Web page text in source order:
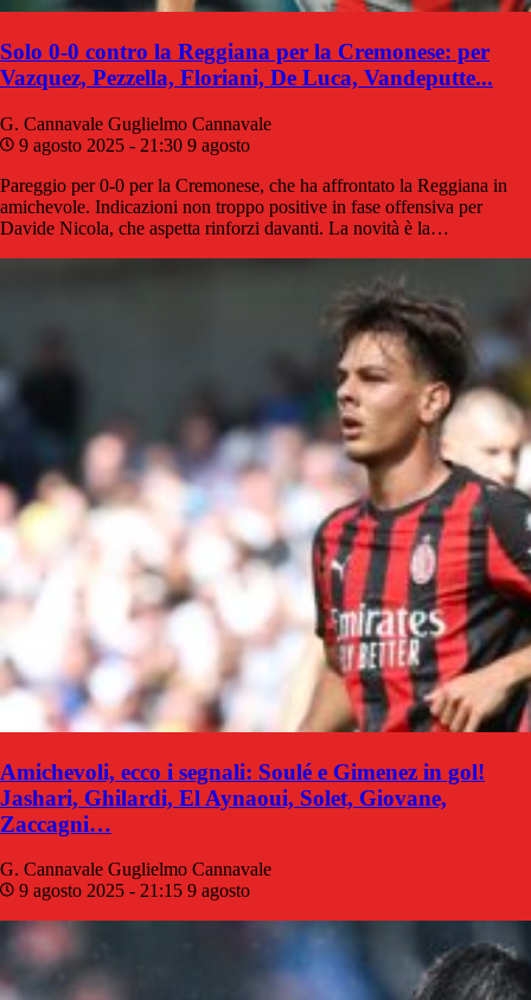
Solo 0-0 contro la Reggiana per la Cremonese: per
Vazquez, Pezzella, Floriani, De Luca, Vandeputte...
G. Cannavale Guglielmo Cannavale
9 agosto 2025 - 21:30 9 agosto
Pareggio per 0-0 per la Cremonese, che ha affrontato la Reggiana in
amichevole. Indicazioni non troppo positive in fase offensiva per
Davide Nicola, che aspetta rinforzi davanti. La novità è la…
Amichevoli, ecco i segnali: Soulé e Gimenez in gol!
Jashari, Ghilardi, El Aynaoui, Solet, Giovane,
Zaccagni…
G. Cannavale Guglielmo Cannavale
9 agosto 2025 - 21:15 9 agosto